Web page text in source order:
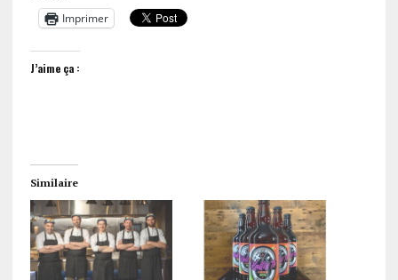
Imprimer
J’aime ça :
Similaire